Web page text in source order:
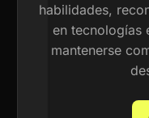
habilidades,
en tecnologías
mantenerse